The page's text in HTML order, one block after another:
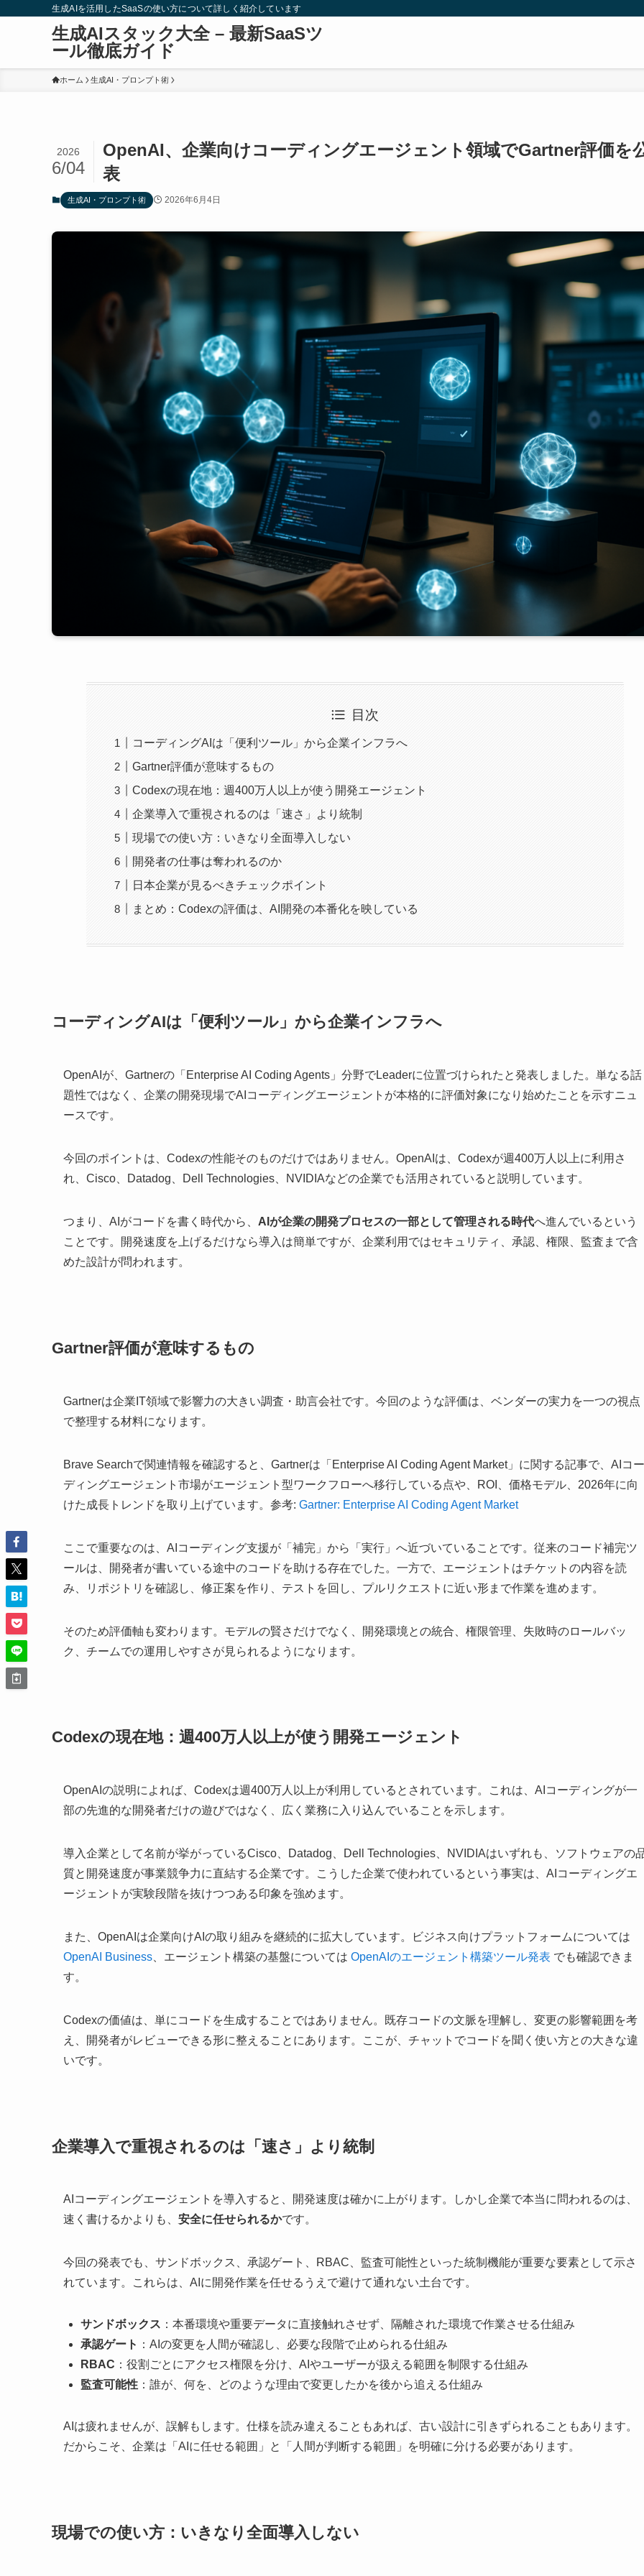
生成AIを活用したSaaSの使い方について詳しく紹介しています
生成AIスタック大全 – 最新SaaSツ
ール徹底ガイド
ホーム 生成AI・プロンプト術
OpenAI、企業向けコーディングエージェント領域でGartner評価を
表
2026
6/04
生成AI・プロンプト術 2026年6月4日
目次
コーディングAIは「便利ツール」から企業インフラへ
Gartner評価が意味するもの
Codexの現在地：週400万人以上が使う開発エージェント
企業導入で重視されるのは「速さ」より統制
現場での使い方：いきなり全面導入しない
開発者の仕事は奪われるのか
日本企業が見るべきチェックポイント
まとめ：Codexの評価は、AI開発の本番化を映している
コーディングAIは「便利ツール」から企業インフラへ
OpenAIが、Gartnerの「Enterprise AI Coding Agents」分野でLeaderに位置づけられたと発表しました。単なる話
題性ではなく、企業の開発現場でAIコーディングエージェントが本格的に評価対象になり始めたことを示すニュ
ースです。
今回のポイントは、Codexの性能そのものだけではありません。OpenAIは、Codexが週400万人以上に利用さ
れ、Cisco、Datadog、Dell Technologies、NVIDIAなどの企業でも活用されていると説明しています。
つまり、AIがコードを書く時代から、 AIが企業の開発プロセスの一部として管理される時代へ進んでいるという
ことです。開発速度を上げるだけなら導入は簡単ですが、企業利用ではセキュリティ、承認、権限、監査まで含
めた設計が問われます。
Gartner評価が意味するもの
Gartnerは企業IT領域で影響力の大きい調査・助言会社です。今回のような評価は、ベンダーの実力を一つの視点
で整理する材料になります。
Brave Searchで関連情報を確認すると、Gartnerは「Enterprise AI Coding Agent Market」に関する記事で、AIコー
ディングエージェント市場がエージェント型ワークフローへ移行している点や、ROI、価格モデル、2026年に向
けた成長トレンドを取り上げています。参考: Gartner: Enterprise AI Coding Agent Market
ここで重要なのは、AIコーディング支援が「補完」から「実行」へ近づいていることです。従来のコード補完ツ
ールは、開発者が書いている途中のコードを助ける存在でした。一方で、エージェントはチケットの内容を読
み、リポジトリを確認し、修正案を作り、テストを回し、プルリクエストに近い形まで作業を進めます。
そのため評価軸も変わります。モデルの賢さだけでなく、開発環境との統合、権限管理、失敗時のロールバッ
ク、チームでの運用しやすさが見られるようになります。
Codexの現在地：週400万人以上が使う開発エージェント
OpenAIの説明によれば、Codexは週400万人以上が利用しているとされています。これは、AIコーディングが一
部の先進的な開発者だけの遊びではなく、広く業務に入り込んでいることを示します。
導入企業として名前が挙がっているCisco、Datadog、Dell Technologies、NVIDIAはいずれも、ソフトウェアの
質と開発速度が事業競争力に直結する企業です。こうした企業で使われているという事実は、AIコーディングエ
ージェントが実験段階を抜けつつある印象を強めます。
また、OpenAIは企業向けAIの取り組みを継続的に拡大しています。ビジネス向けプラットフォームについては
OpenAI Business 、エージェント構築の基盤については OpenAIのエージェント構築ツール発表 でも確認できま
す。
Codexの価値は、単にコードを生成することではありません。既存コードの文脈を理解し、変更の影響範囲を考
え、開発者がレビューできる形に整えることにあります。ここが、チャットでコードを聞く使い方との大きな違
いです。
企業導入で重視されるのは「速さ」より統制
AIコーディングエージェントを導入すると、開発速度は確かに上がります。しかし企業で本当に問われるのは、
速く書けるかよりも、 安全に任せられるかです。
今回の発表でも、サンドボックス、承認ゲート、RBAC、監査可能性といった統制機能が重要な要素として示さ
れています。これらは、AIに開発作業を任せるうえで避けて通れない土台です。
サンドボックス ：本番環境や重要データに直接触れさせず、隔離された環境で作業させる仕組み
承認ゲート ：AIの変更を人間が確認し、必要な段階で止められる仕組み
RBAC ：役割ごとにアクセス権限を分け、AIやユーザーが扱える範囲を制限する仕組み
監査可能性 ：誰が、何を、どのような理由で変更したかを後から追える仕組み
AIは疲れませんが、誤解もします。仕様を読み違えることもあれば、古い設計に引きずられることもあります。
だからこそ、企業は「AIに任せる範囲」と「人間が判断する範囲」を明確に分ける必要があります。
現場での使い方：いきなり全面導入しない